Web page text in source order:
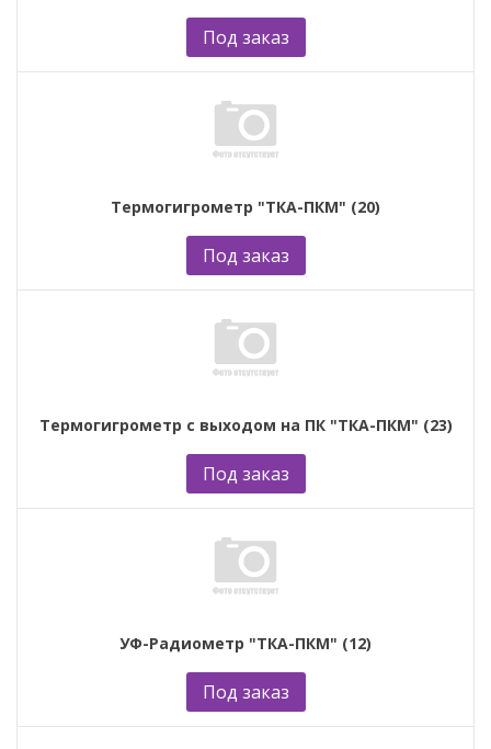
Под заказ
Термогигрометр "ТКА-ПКМ" (20)
Под заказ
Термогигрометр с выходом на ПК "ТКА-ПКМ" (23)
Под заказ
УФ-Радиометр "ТКА-ПКМ" (12)
Под заказ